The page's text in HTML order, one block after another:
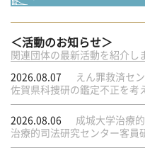
＜活動のお知らせ＞
関連団体の最新活動を紹介し
2026.08.07
えん罪救済セ
佐賀県科捜研の鑑定不正を考
2026.08.06 成城大学治療